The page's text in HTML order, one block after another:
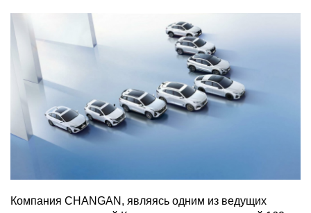
Компания CHANGAN, являясь одним из ведущих